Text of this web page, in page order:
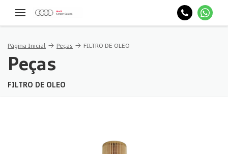
Página Inicial Peças FILTRO DE OLEO
Peças
FILTRO DE OLEO